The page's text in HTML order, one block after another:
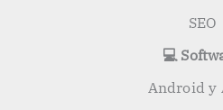
SEO
💻
Android y